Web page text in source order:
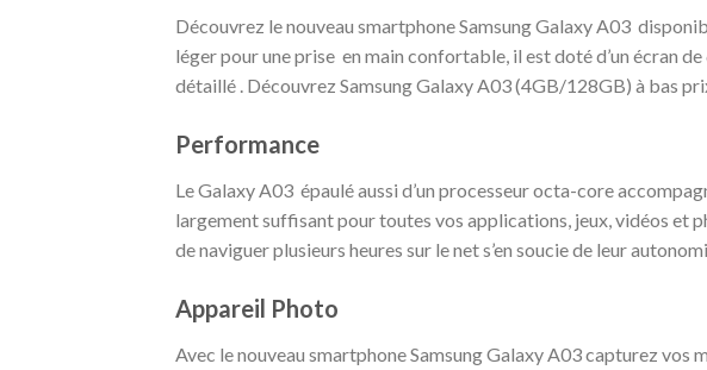
Découvrez le nouveau smartphone Samsung Galaxy A03
léger pour une prise en main confortable, il est doté d’un écran
détaillé . Découvrez Samsung Galaxy A03 (4GB/128GB) à bas
Performance
Le Galaxy A03 épaulé aussi d’un processeur octa-core
largement suffisant pour toutes vos applications, jeux, vidéos et
de naviguer plusieurs heures sur le net s’en soucie de leur
Appareil Photo
Avec le nouveau smartphone Samsung Galaxy A03 capturez